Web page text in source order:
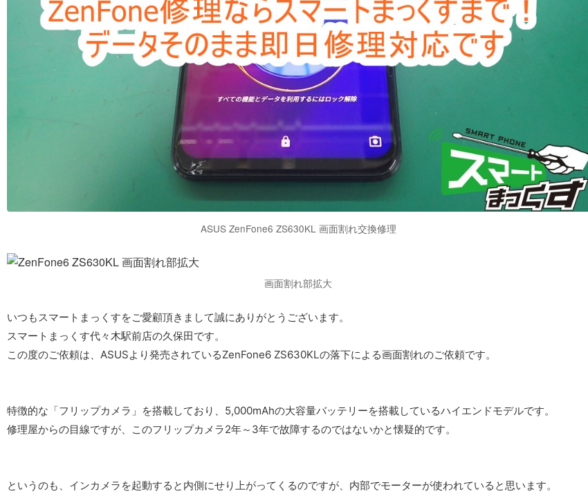
ASUS ZenFone6 ZS630KL 画面割れ交換修理
画面割れ部拡大
いつもスマートまっくすをご愛顧頂きまして誠にありがとうございます。
スマートまっくす代々木駅前店の久保田です。
この度のご依頼は、ASUSより発売されているZenFone6 ZS630KLの落下による画面割れのご依頼です。
特徴的な「フリップカメラ」を搭載しており、5,000mAhの大容量バッテリーを搭載しているハイエンドモデルです。
修理屋からの目線ですが、このフリップカメラ2年～3年で故障するのではないかと懐疑的です。
というのも、インカメラを起動すると内側にせり上がってくるのですが、内部でモーターが使われていると思います。